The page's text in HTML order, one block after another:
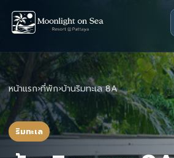
หน้าแรก›ที่พัก›บ้านริมทะเล 8A
ริมทะเล